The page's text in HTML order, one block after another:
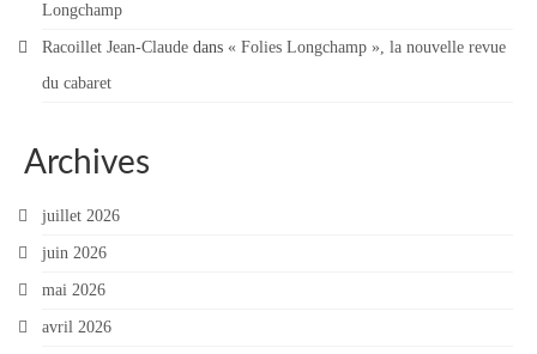
Contacter votre mairie
Informations légales
Longchamp
Racoillet Jean-Claude dans « Folies Longchamp », la nouvelle revue
du cabaret
Archives
juillet 2026
juin 2026
mai 2026
avril 2026